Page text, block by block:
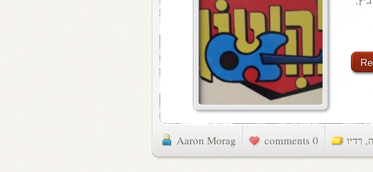
Aaron Morag 0 comments , רדיו